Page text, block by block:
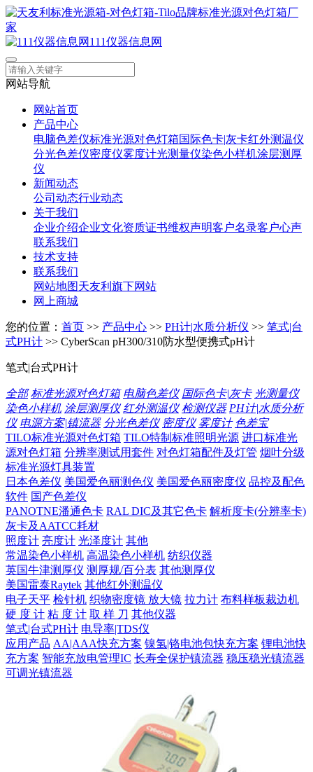
111仪器信息网
网站导航
网站首页
产品中心
电脑色差仪标准光源对色灯箱国际色卡|灰卡红外测温仪
分光色差仪密度仪雾度计光测量仪染色小样机涂层测厚
仪
新闻动态
公司动态行业动态
关于我们
企业介绍企业文化资质证书维权声明客户名录客户心声
联系我们
技术支持
联系我们
网站地图天友利旗下网站
网上商城
您的位置： 首页 >> 产品中心 >> PH计|水质分析仪 >> 笔式|台
式PH计 >> CyberScan pH300/310防水型便携式pH计
笔式|台式PH计
全部 标准光源对色灯箱 电脑色差仪 国际色卡|灰卡 光测量仪
染色小样机 涂层测厚仪 红外测温仪 检测仪器 PH计|水质分析
仪 电源方案|镇流器 分光色差仪 密度仪 雾度计 色差宝
TILO标准光源对色灯箱 TILO特制标准照明光源 进口标准光
源对色灯箱 分辨率测试用套件 对色灯箱配件及灯管 烟叶分级
标准光源灯具装置
日本色差仪 美国爱色丽测色仪 美国爱色丽密度仪 品控及配色
软件 国产色差仪
PANOTNE潘通色卡 RAL DIC及其它色卡 解析度卡(分辨率卡)
灰卡及AATCC耗材
照度计 亮度计 光泽度计 其他
常温染色小样机 高温染色小样机 纺织仪器
英国牛津测厚仪 测厚规/百分表 其他测厚仪
美国雷泰Raytek 其他红外测温仪
电子天平 检针机 织物密度镜 放大镜 拉力计 布料样板裁边机
硬 度 计 粘 度 计 取 样 刀 其他仪器
笔式|台式PH计 电导率|TDS仪
应用产品 AA|AAA快充方案 镍氢|铬电池包快充方案 锂电池快
充方案 智能充放电管理IC 长寿全保护镇流器 稳压稳光镇流器
可调光镇流器